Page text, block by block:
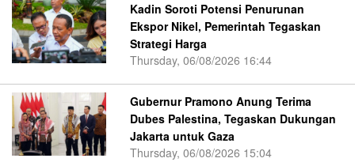
Kadin Soroti Potensi Penurunan
Ekspor Nikel, Pemerintah Tegaskan
Strategi Harga
Thursday, 06/08/2026 16:44
Gubernur Pramono Anung Terima
Dubes Palestina, Tegaskan Dukungan
Jakarta untuk Gaza
Thursday, 06/08/2026 15:04